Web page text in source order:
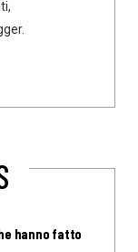
hanno fatto